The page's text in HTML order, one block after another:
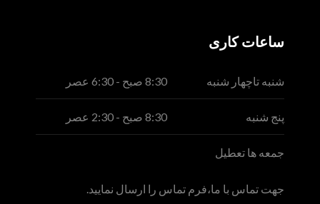
ساعات کاری
شنبه تاچهار شنبه 8:30 صبح - 6:30 عصر
پنج شنبه 8:30 صبح - 2:30 عصر
جمعه ها تعطیل
جهت تماس با ما،فرم تماس را ارسال نمایید.